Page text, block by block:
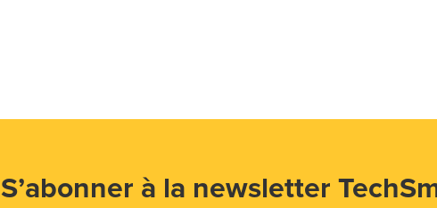
S’abonner à la newsletter